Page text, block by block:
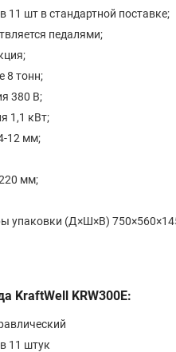
11 шт в стандартной поставке;
педалями;
8 тонн;
380 В;
1,1 кВт;
12 мм;
мм;
упаковки (Д×Ш×В)
KraftWell KRW300Е:
11 штук